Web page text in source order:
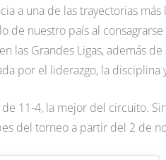
a una de las trayectorias
de nuestro país al
las Grandes Ligas, además
por el liderazgo, la
11-4, la mejor del circuito.
del torneo a partir del 2 de